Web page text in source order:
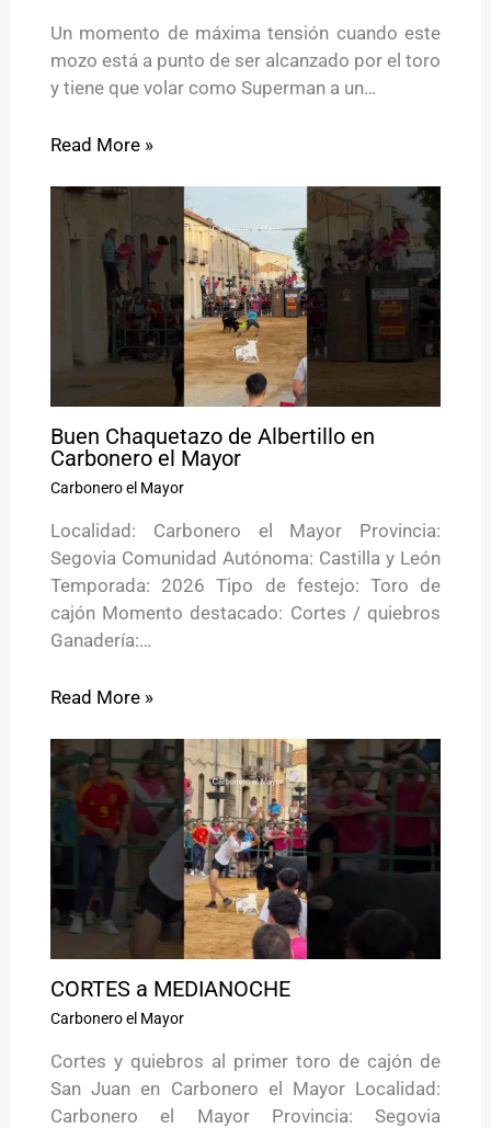
Un momento de máxima tensión cuando este
mozo está a punto de ser alcanzado por el toro
y tiene que volar como Superman a un…
Read More »
Buen Chaquetazo de Albertillo en
Carbonero el Mayor
Carbonero el Mayor
Localidad: Carbonero el Mayor Provincia:
Segovia Comunidad Autónoma: Castilla y León
Temporada: 2026 Tipo de festejo: Toro de
cajón Momento destacado: Cortes / quiebros
Ganadería:…
Read More »
CORTES a MEDIANOCHE
Carbonero el Mayor
Cortes y quiebros al primer toro de cajón de
San Juan en Carbonero el Mayor Localidad:
Carbonero el Mayor Provincia: Segovia